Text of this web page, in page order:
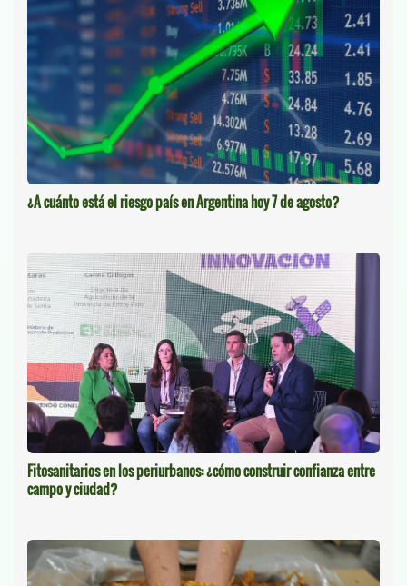
¿A cuánto está el riesgo país en Argentina hoy 7 de agosto?
Fitosanitarios en los periurbanos: ¿cómo construir confianza entre
campo y ciudad?